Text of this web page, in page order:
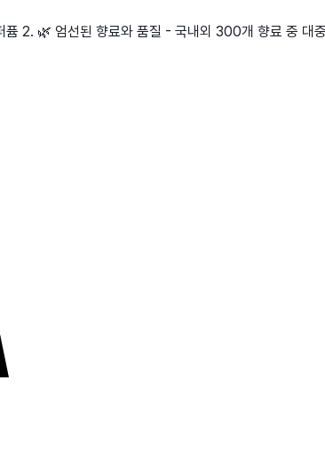
2. 🌿 엄선된 향료와 품질 - 국내외 300개 향료 중 대